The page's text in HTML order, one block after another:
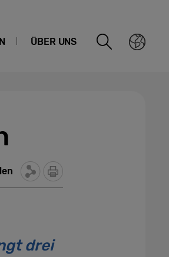
ÜBER UNS
drei